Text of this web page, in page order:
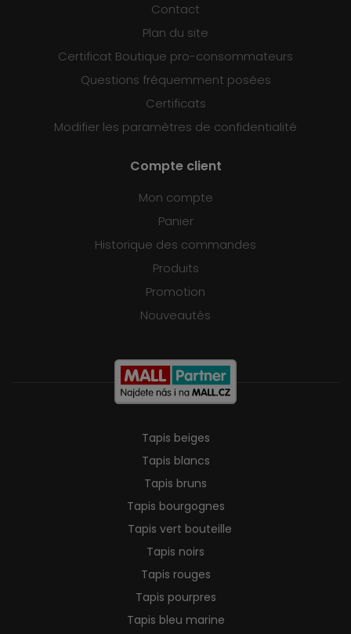
Contact
Plan du site
Certificat Boutique pro-consommateurs
Questions fréquemment posées
Certificats
Modifier les paramètres de confidentialité
Compte client
Mon compte
Panier
Historique des commandes
Produits
Promotion
Nouveautés
Tapis beiges
Tapis blancs
Tapis bruns
Tapis bourgognes
Tapis vert bouteille
Tapis noirs
Tapis rouges
Tapis pourpres
Tapis bleu marine